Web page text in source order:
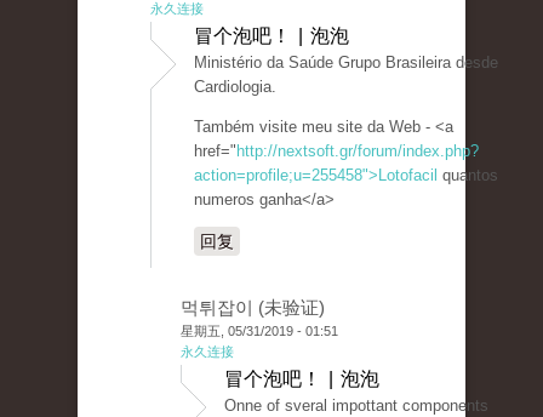
永久连接
冒个泡吧！ | 泡泡
Ministério da Saúde Grupo Brasileira desde
Cardiologia.
Também visite meu site da Web - <a
href=" http://nextsoft.gr/forum/index.php?
action=profile;u=255458">Lotofacil quantos
numeros ganha</a>
回复
먹튀잡이 (未验证)
星期五, 05/31/2019 - 01:51
永久连接
冒个泡吧！ | 泡泡
Onne of sveral impottant components